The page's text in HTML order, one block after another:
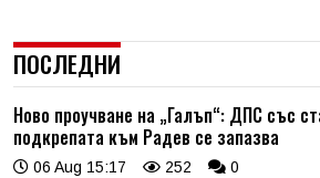
ПОСЛЕДНИ
Ново проучване на „Галъп“: ДПС със
подкрепата към Радев се запазва
06 Aug 15:17 252 0